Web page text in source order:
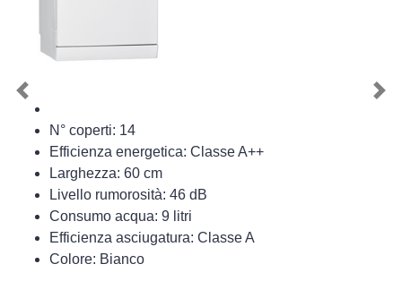
N° coperti: 14
Efficienza energetica: Classe A++
Larghezza: 60 cm
Livello rumorosità: 46 dB
Consumo acqua: 9 litri
Efficienza asciugatura: Classe A
Colore: Bianco
Previous